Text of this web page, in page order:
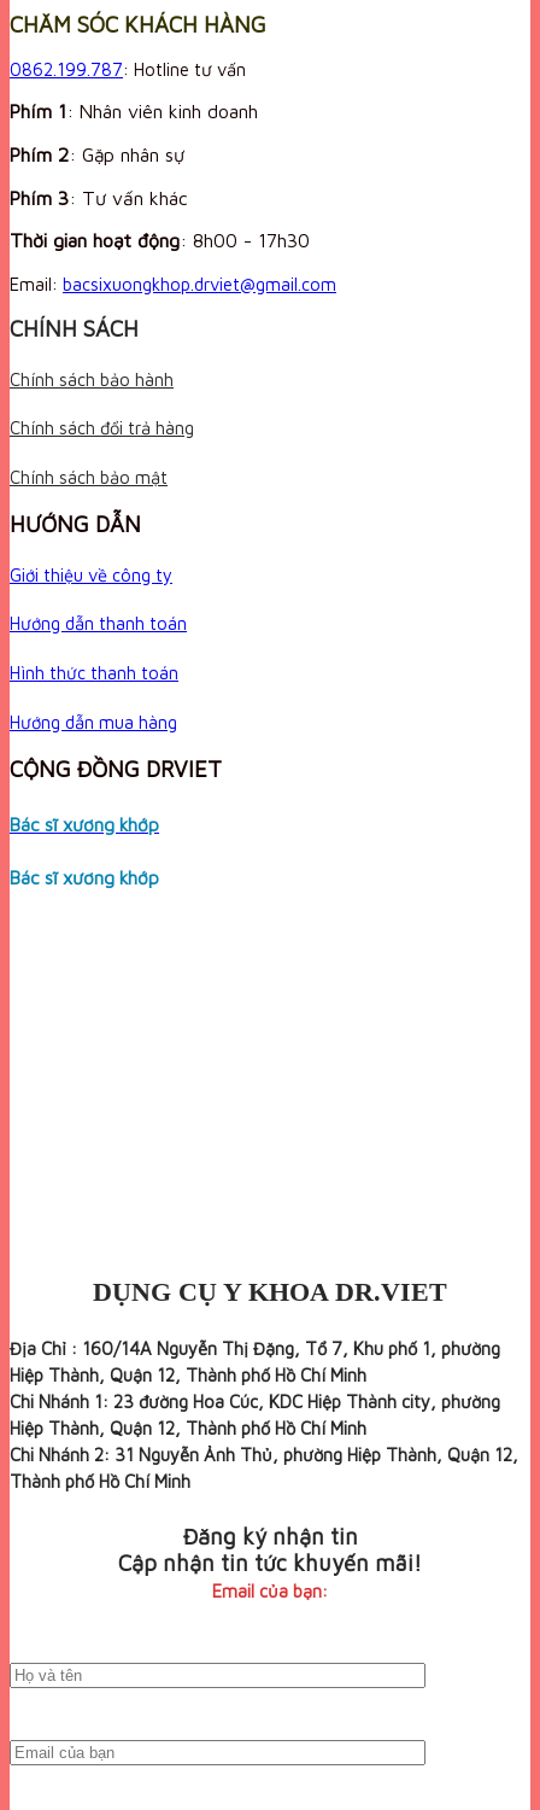
CHĂM SÓC KHÁCH HÀNG
0862.199.787: Hotline tư vấn
Phím 1: Nhân viên kinh doanh
Phím 2: Gặp nhân sự
Phím 3: Tư vấn khác
Thời gian hoạt động: 8h00 - 17h30
Email: bacsixuongkhop.drviet@gmail.com
CHÍNH SÁCH
Chính sách bảo hành
Chính sách đổi trả hàng
Chính sách bảo mật
HƯỚNG DẪN
Giới thiệu về công ty
Hướng dẫn thanh toán
Hình thức thanh toán
Hướng dẫn mua hàng
CỘNG ĐỒNG DRVIET
Bác sĩ xương khớp
Bác sĩ xương khớp
DỤNG CỤ Y KHOA DR.VIET
Địa Chỉ : 160/14A Nguyễn Thị Đặng, Tổ 7, Khu phố 1, phường
Hiệp Thành, Quận 12, Thành phố Hồ Chí Minh
Chi Nhánh 1: 23 đường Hoa Cúc, KDC Hiệp Thành city, phường
Hiệp Thành, Quận 12, Thành phố Hồ Chí Minh
Chi Nhánh 2: 31 Nguyễn Ảnh Thủ, phường Hiệp Thành, Quận 12,
Thành phố Hồ Chí Minh
Đăng ký nhận tin
Cập nhận tin tức khuyến mãi!
Email của bạn: